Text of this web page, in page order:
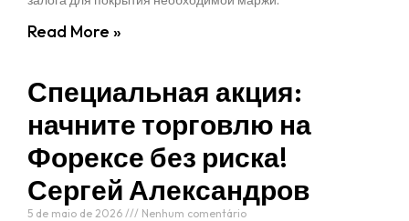
Read More »
Специальная акция:
начните торговлю на
Форексе без риска!
Сергей Александров
5 de maio de 2026 Nenhum comentário